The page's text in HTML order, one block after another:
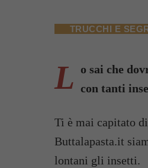
TRUCCHI E
L o sai che
con tanti
Ti è mai capitato
Buttalapasta.it
lontani gli insetti.